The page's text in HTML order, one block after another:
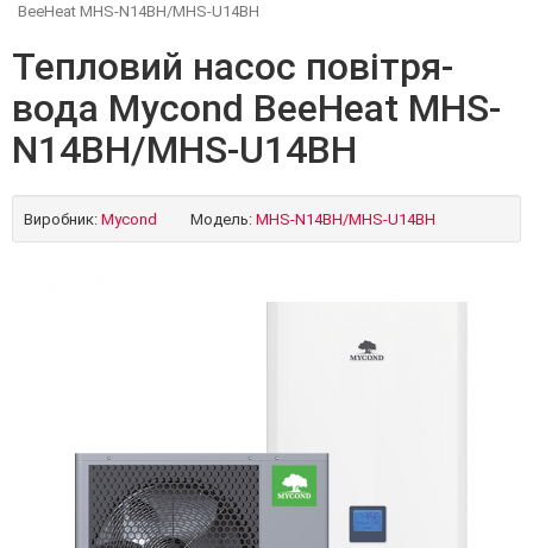
BeeHeat MHS-N14BH/MHS-U14BH
Тепловий насос повітря-
вода Mycond BeeHeat MHS-
N14BH/MHS-U14BH
Виробник: Mycond Модель: MHS-N14BH/MHS-U14BH